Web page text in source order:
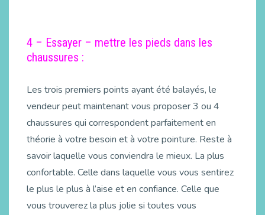
4 – Essayer – mettre les pieds dans les
chaussures :
Les trois premiers points ayant été balayés, le
vendeur peut maintenant vous proposer 3 ou 4
chaussures qui correspondent parfaitement en
théorie à votre besoin et à votre pointure. Reste à
savoir laquelle vous conviendra le mieux. La plus
confortable. Celle dans laquelle vous vous sentirez
le plus le plus à l’aise et en confiance. Celle que
vous trouverez la plus jolie si toutes vous